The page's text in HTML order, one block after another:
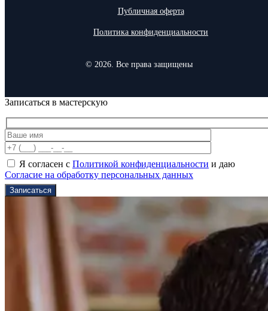
Публичная оферта
Политика конфиденциальности
© 2026. Все права защищены
Записаться в мастерскую
Я согласен с Политикой конфиденциальности и даю
Согласие на обработку персональных данных